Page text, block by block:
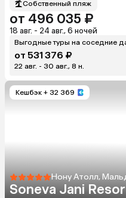
Собственный пляж
от 496 035 ₽
18 авг. - 24 авг., 6 ночей
Выгодные туры на соседние
от 531 376 ₽
22 авг. - 30 авг., 8 н.
Кешбэк + 32 369
Нону Атолл,
Soneva Jani